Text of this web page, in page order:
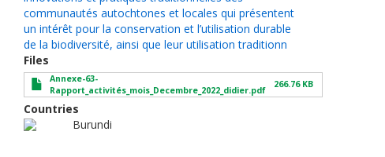
communautés autochtones et locales qui présentent
un intérêt pour la conservation et l’utilisation durable
de la biodiversité, ainsi que leur utilisation traditionn
Files
Annexe-63-
Rapport_activités_mois_Decembre_2022_didier.pdf
266.76 KB
Countries
Burundi